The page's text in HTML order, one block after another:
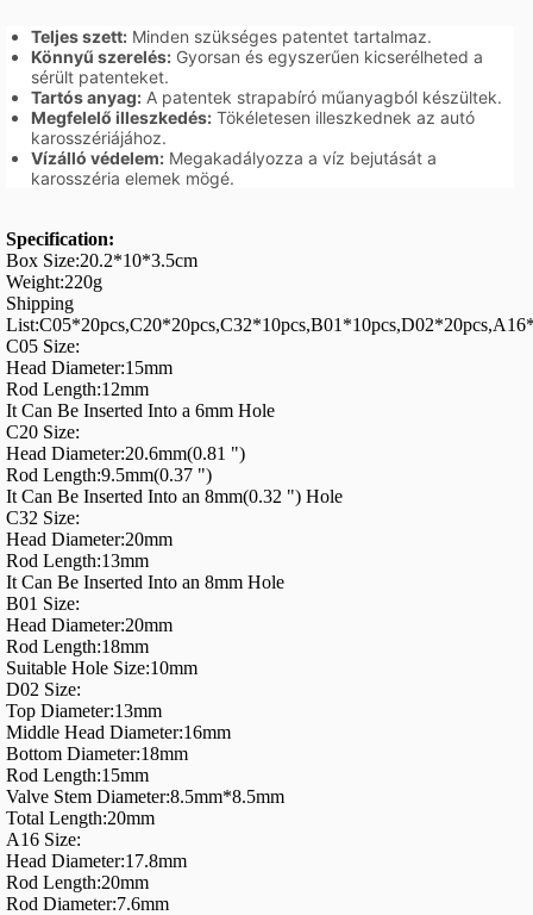
Teljes szett: Minden szükséges patentet tartalmaz.
Könnyű szerelés: Gyorsan és egyszerűen kicserélheted a
sérült patenteket.
Tartós anyag: A patentek strapabíró műanyagból készültek.
Megfelelő illeszkedés: Tökéletesen illeszkednek az autó
karosszériájához.
Vízálló védelem: Megakadályozza a víz bejutását a
karosszéria elemek mögé.
Specification:
Box Size:20.2*10*3.5cm
Weight:220g
Shipping
C05 Size:
Head Diameter:15mm
Rod Length:12mm
It Can Be Inserted Into a 6mm Hole
C20 Size:
Head Diameter:20.6mm(0.81 ")
Rod Length:9.5mm(0.37 ")
It Can Be Inserted Into an 8mm(0.32 ") Hole
C32 Size:
Head Diameter:20mm
Rod Length:13mm
It Can Be Inserted Into an 8mm Hole
B01 Size:
Head Diameter:20mm
Rod Length:18mm
Suitable Hole Size:10mm
D02 Size:
Top Diameter:13mm
Middle Head Diameter:16mm
Bottom Diameter:18mm
Rod Length:15mm
Valve Stem Diameter:8.5mm*8.5mm
Total Length:20mm
A16 Size:
Head Diameter:17.8mm
Rod Length:20mm
Rod Diameter:7.6mm